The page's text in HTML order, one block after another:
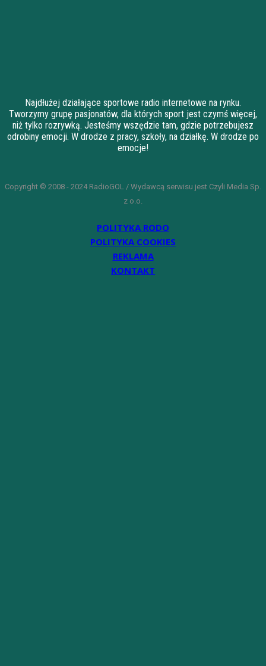
Najdłużej działające sportowe radio internetowe na rynku.
Tworzymy grupę pasjonatów, dla których sport jest czymś więcej,
niż tylko rozrywką. Jesteśmy wszędzie tam, gdzie potrzebujesz
odrobiny emocji. W drodze z pracy, szkoły, na działkę. W drodze po
emocje!
Copyright © 2008 - 2024 RadioGOL / Wydawcą serwisu jest Czyli Media Sp.
z o.o.
POLITYKA RODO
POLITYKA COOKIES
REKLAMA
KONTAKT